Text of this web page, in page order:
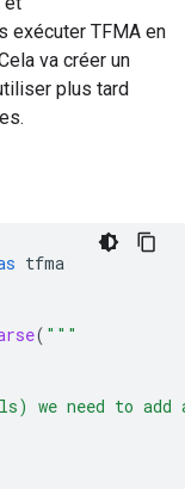
exécuter TFMA en
va créer un
plus tard
tfma
( """
we need to add